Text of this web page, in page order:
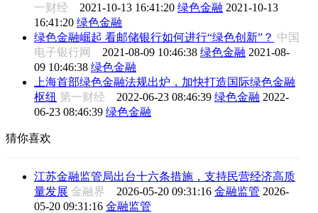
一财经 2021-10-13 16:41:20 绿色金融 2021-10-13
16:41:20 绿色金融
绿色金融崛起 看邮储银行如何进行“绿色创新”？ 中国
电子银行网 2021-08-09 10:46:38 绿色金融 2021-08-
09 10:46:38 绿色金融
上海首部绿色金融法规出炉，加快打造国际绿色金融
枢纽 第一财经 2022-06-23 08:46:39 绿色金融 2022-
06-23 08:46:39 绿色金融
猜你喜欢
江苏金融监管局出台十六条措施，支持民营经济高质
量发展 金融界 2026-05-20 09:31:16 金融监管 2026-
05-20 09:31:16 金融监管